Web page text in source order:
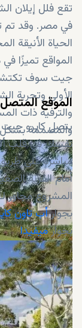
تقع فلل إيلان
في مصر. وقد تم
الحياة الأنيقة
المواقع تميزًا
جيت سوف
الأولى وتجربة
والترفيه ذات
والمصممة
الموقع
يتصل كايرو جيت
نفسك في قلب
مباشرة على
أمام القرية
المشروع مجاور
بجوارأب تاون
بجوارميفيدا
10 دقائق إلى هايبر وان ماركت
15 دقيقة إلى مول العرب
20 دقيقة إلى مطار سفنكس الدولي
20 دقيقة إلى المتحف المصري الكبير
25 دقيقة إلى أهرامات الجيزة